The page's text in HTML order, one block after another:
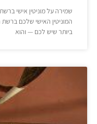
שמירה על מוניטין אישי
המוניטין האישי שלכם
ביותר שיש לכם — והוא